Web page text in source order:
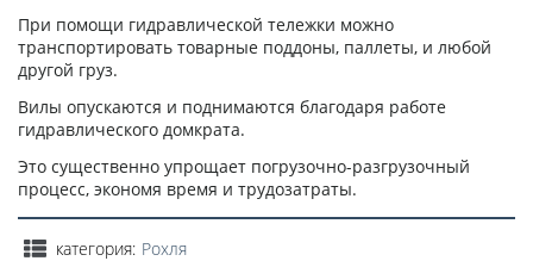
При помощи гидравлической тележки можно
транспортировать товарные поддоны, паллеты, и любой
другой груз.
Вилы опускаются и поднимаются благодаря работе
гидравлического домкрата.
Это существенно упрощает погрузочно-разгрузочный
процесс, экономя время и трудозатраты.
категория: Рохля